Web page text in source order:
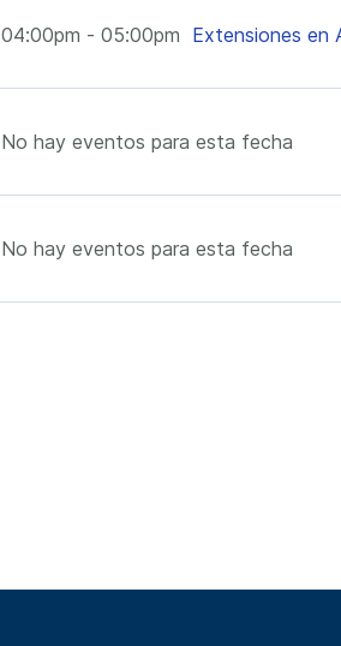
04:00pm - 05:00pm Extensiones en
No hay eventos para esta fecha
No hay eventos para esta fecha